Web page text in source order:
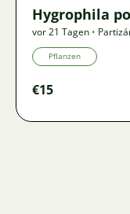
Hygrophila
vor 21 Tagen •
Pflanzen
€15